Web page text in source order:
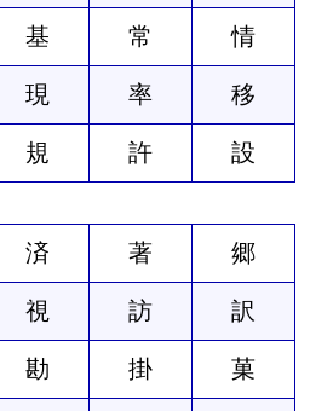
基 常 情
現 率 移
規 許 設
済 著 郷
視 訪 訳
勘 掛 菓